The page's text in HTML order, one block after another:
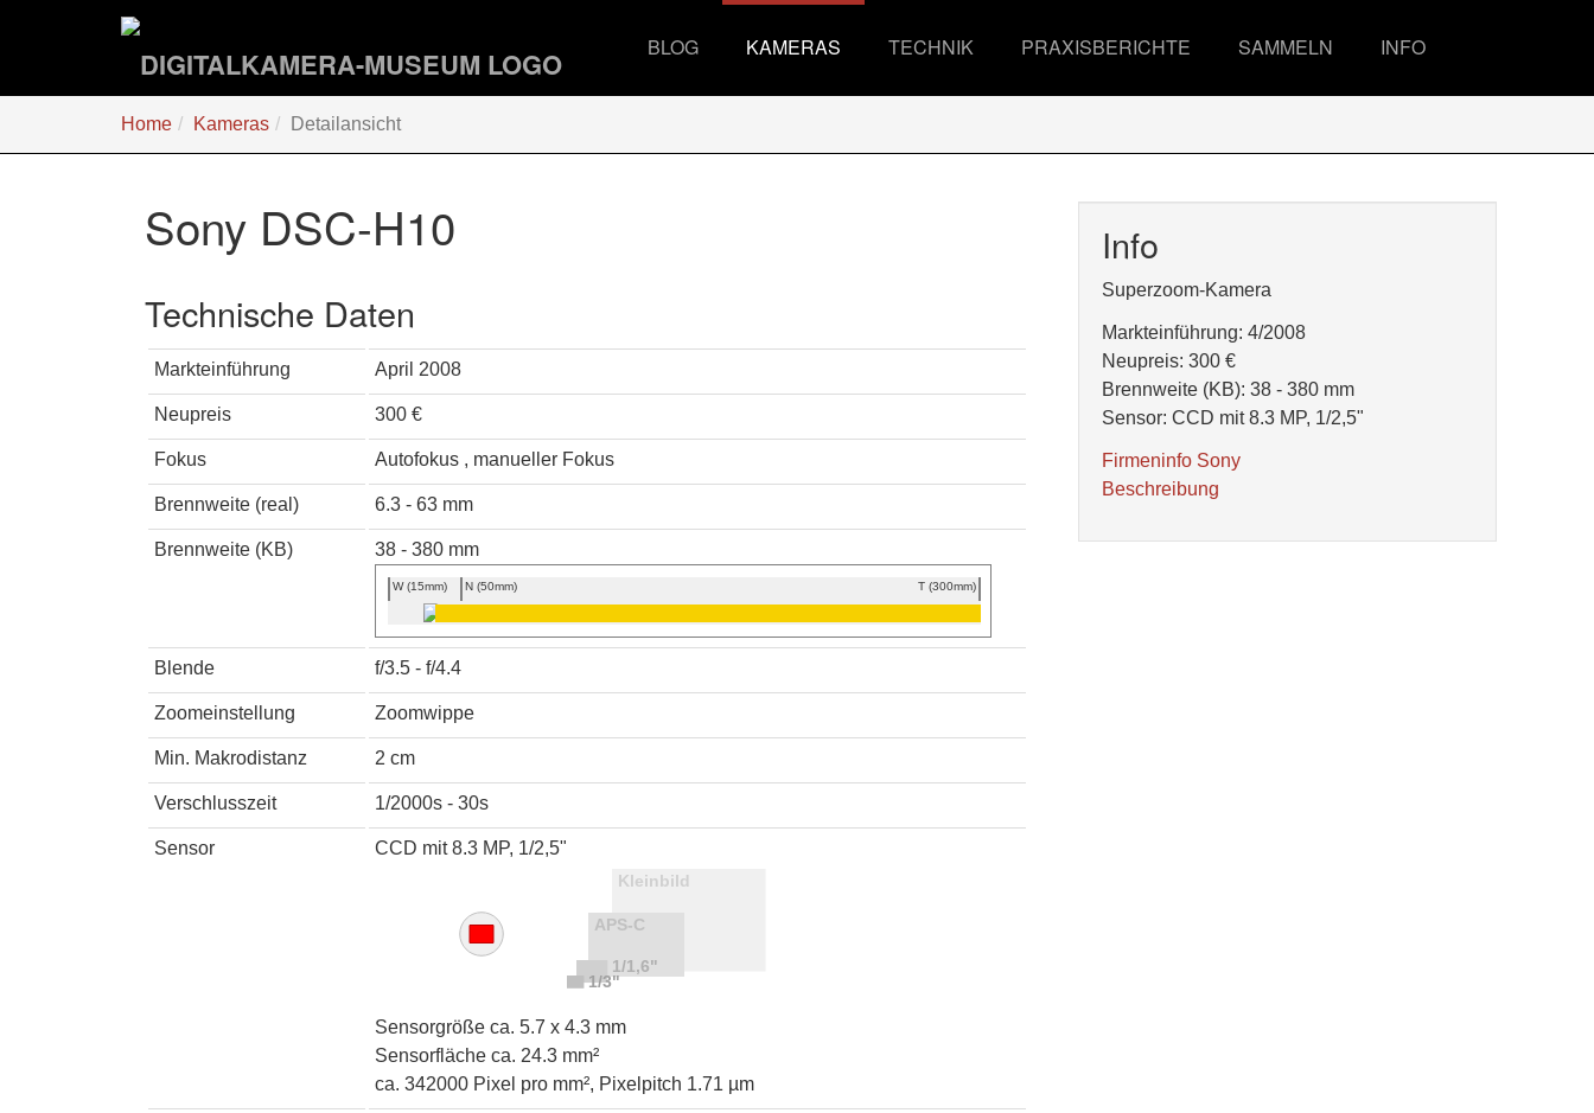
BLOG KAMERAS TECHNIK PRAXISBERICHTE SAMMELN INFO
sind
Home Kameras Detailansicht
Sony DSC-H10
Technische Daten
Markteinführung April 2008
Neupreis 300 €
Fokus Autofokus , manueller Fokus
Brennweite (real) 6.3 - 63 mm
Brennweite (KB) 38 - 380 mm
W (15mm) N (50mm) T (300mm)
Blende f/3.5 - f/4.4
Zoomeinstellung Zoomwippe
Min. Makrodistanz 2 cm
Verschlusszeit 1/2000s - 30s
Sensor CCD mit 8.3 MP, 1/2,5"
Sensorgröße ca. 5.7 x 4.3 mm
Sensorfläche ca. 24.3 mm²
ca. 342000 Pixel pro mm², Pixelpitch 1.71 µm
Info
Superzoom-Kamera
Markteinführung: 4/2008
Neupreis: 300 €
Brennweite (KB): 38 - 380 mm
Sensor: CCD mit 8.3 MP, 1/2,5"
Firmeninfo Sony
Beschreibung